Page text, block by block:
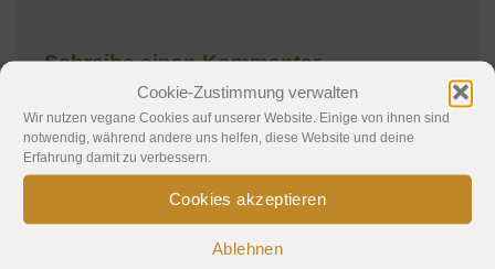
Cookie-Zustimmung verwalten
Wir nutzen vegane Cookies auf unserer Website. Einige von ihnen sind
notwendig, während andere uns helfen, diese Website und deine
Erfahrung damit zu verbessern.
Cookies akzeptieren
Ablehnen
Schreibe einen Kommentar
Deine E-Mail-Adresse wird nicht veröffentlicht.
Erforderliche Felder sind mit*markiert
Kommentar*